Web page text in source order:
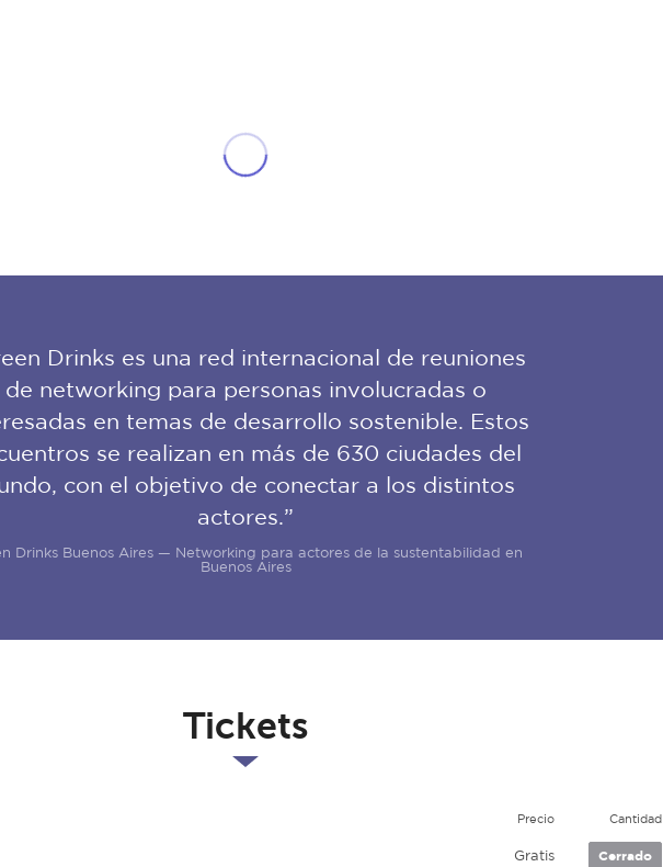
Drinks es una red internacional de reuniones
de networking para personas involucradas o
en temas de desarrollo sostenible. Estos
se realizan en más de 630 ciudades del
con el objetivo de conectar a los distintos
actores.”
Drinks Buenos Aires — Networking para actores de la sustentabilidad en
Buenos Aires
Tickets
Precio Cantidad
Gratis Cerrado